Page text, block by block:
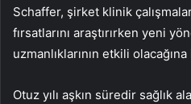
Schaffer, şirket klinik
fırsatlarını araştırırken yeni
uzmanlıklarının etkili olacağına
Otuz yılı aşkın süredir sağlık